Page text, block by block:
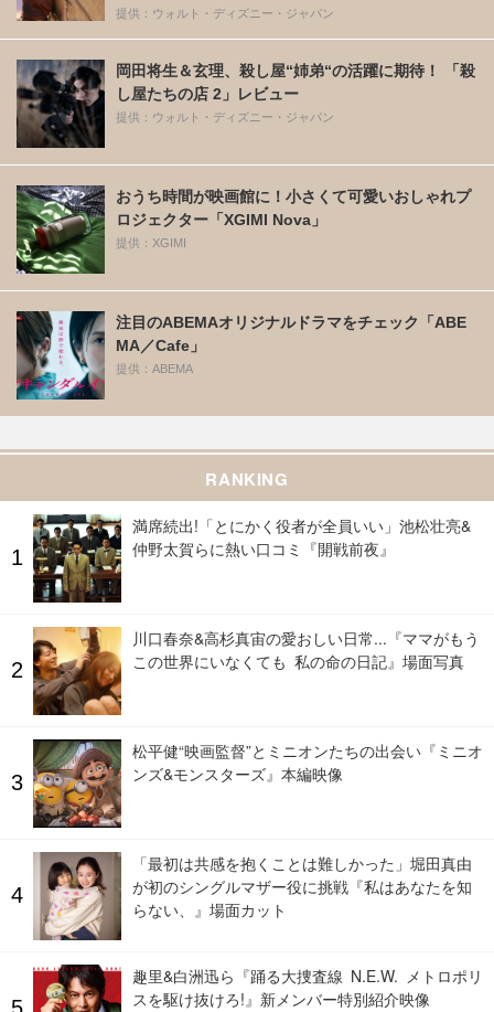
提供：ウォルト・ディズニー・ジャパン
岡田将生＆玄理、殺し屋“姉弟“の活躍に期待！ 「殺
し屋たちの店 2」レビュー
提供：ウォルト・ディズニー・ジャパン
おうち時間が映画館に！小さくて可愛いおしゃれプ
ロジェクター「XGIMI Nova」
提供：XGIMI
注目のABEMAオリジナルドラマをチェック「ABE
MA／Cafe」
提供：ABEMA
RANKING
満席続出!「とにかく役者が全員いい」池松壮亮&
仲野太賀らに熱い口コミ『開戦前夜』
川口春奈&高杉真宙の愛おしい日常...『ママがもう
この世界にいなくても 私の命の日記』場面写真
松平健“映画監督”とミニオンたちの出会い『ミニオ
ンズ&モンスターズ』本編映像
「最初は共感を抱くことは難しかった」堀田真由
が初のシングルマザー役に挑戦『私はあなたを知
らない、』場面カット
趣里&白洲迅ら『踊る大捜査線 N.E.W. メトロポリ
スを駆け抜けろ!』新メンバー特別紹介映像